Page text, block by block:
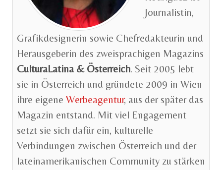
Journalistin,
Grafikdesignerin sowie Chefredakteurin und
Herausgeberin des zweisprachigen Magazins
CulturaLatina & Österreich. Seit 2005 lebt
sie in Österreich und gründete 2009 in Wien
ihre eigene Werbeagentur, aus der später das
Magazin entstand. Mit viel Engagement
setzt sie sich dafür ein, kulturelle
Verbindungen zwischen Österreich und der
lateinamerikanischen Community zu stärken